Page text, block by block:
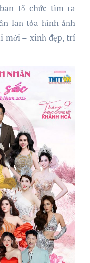
tổ chức tìm ra
lan tỏa hình ảnh
mới – xinh đẹp, trí